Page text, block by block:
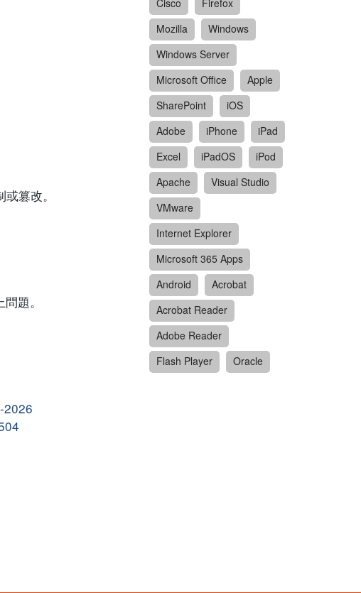
篡改。
題。
2026
Cisco
Firefox
Mozilla
Windows
Windows Server
Microsoft Office
Apple
SharePoint
iOS
Adobe
iPhone
iPad
Excel
iPadOS
iPod
Apache
Visual Studio
VMware
Internet Explorer
Microsoft 365 Apps
Android
Acrobat
Acrobat Reader
Adobe Reader
Flash Player
Oracle